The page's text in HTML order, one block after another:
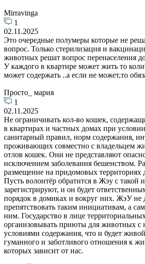
Mirravinga
1
02.11.2025
Это очередные полумеры которые не
вопрос. Только стерилизация и
животных решат вопрос перенаселения
У каждого в квартире может жить то
может содержать ..а если не может,то
Просто_ мария
1
02.11.2025
Не ограничивать кол-во кошек,
в квартирах и частных домах при
санитарный правил, норм содержания,
проживающих совместно с владельцем
отлов кошек. Они не представляют
исключением заболевания бешенством.
размещение на придомовых территориях
Пусть волонтёр обратится в Жэу с такой
зарегистрируют, и он будет
порядок в домиках и вокруг них. ЖэУ
препятствовать таким инициативам, а
ним. Государство в лице
организовывать приюты для животных с
условиями содержания, что и будет
гуманного и заботливого отношения к
которых зависит от нас.